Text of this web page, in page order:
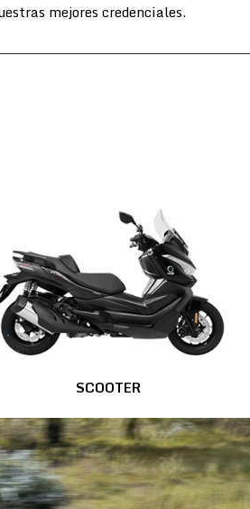
mejores credenciales.
SCOOTER